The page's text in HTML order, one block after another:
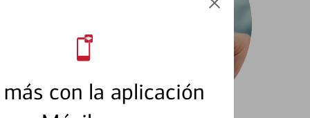
con la aplicación